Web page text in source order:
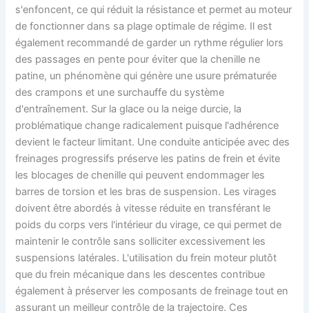
s'enfoncent, ce qui réduit la résistance et permet au moteur
de fonctionner dans sa plage optimale de régime. Il est
également recommandé de garder un rythme régulier lors
des passages en pente pour éviter que la chenille ne
patine, un phénomène qui génère une usure prématurée
des crampons et une surchauffe du système
d'entraînement. Sur la glace ou la neige durcie, la
problématique change radicalement puisque l'adhérence
devient le facteur limitant. Une conduite anticipée avec des
freinages progressifs préserve les patins de frein et évite
les blocages de chenille qui peuvent endommager les
barres de torsion et les bras de suspension. Les virages
doivent être abordés à vitesse réduite en transférant le
poids du corps vers l'intérieur du virage, ce qui permet de
maintenir le contrôle sans solliciter excessivement les
suspensions latérales. L'utilisation du frein moteur plutôt
que du frein mécanique dans les descentes contribue
également à préserver les composants de freinage tout en
assurant un meilleur contrôle de la trajectoire. Ces